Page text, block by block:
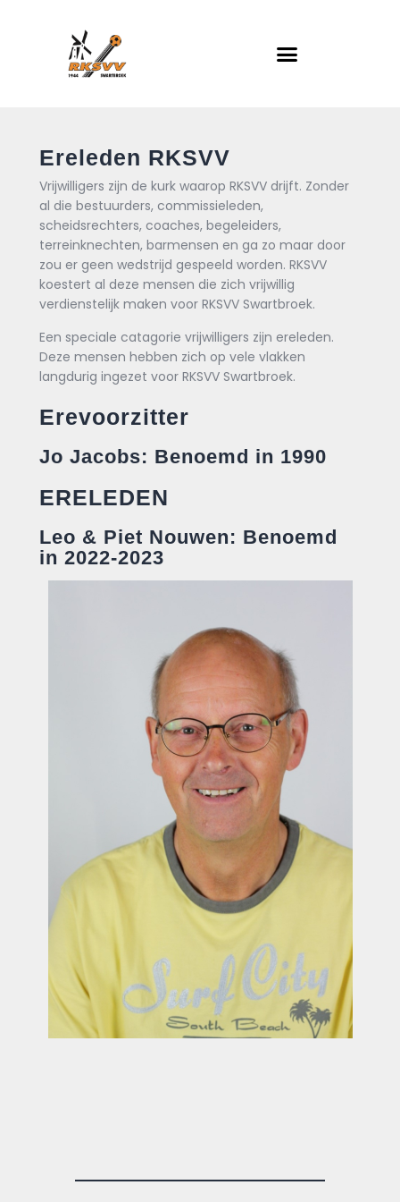
Actueel
Teams
Evenementen
Contact
Foto album
Ereleden RKSVV
Vrijwilligers zijn de kurk waarop RKSVV drijft. Zonder
al die bestuurders, commissieleden,
scheidsrechters, coaches, begeleiders,
terreinknechten, barmensen en ga zo maar door
zou er geen wedstrijd gespeeld worden. RKSVV
koestert al deze mensen die zich vrijwillig
verdienstelijk maken voor RKSVV Swartbroek.
Een speciale catagorie vrijwilligers zijn ereleden.
Deze mensen hebben zich op vele vlakken
langdurig ingezet voor RKSVV Swartbroek.
Erevoorzitter
Jo Jacobs: Benoemd in 1990
ERELEDEN
Leo & Piet Nouwen: Benoemd
in 2022-2023